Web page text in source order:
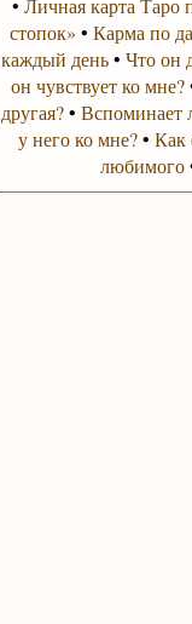
• Личная карта Таро
стопок» • Карма по
каждый день• Что он
он чувствует ко мне?
другая?• Вспоминает
у него ко мне?• Как
любимого